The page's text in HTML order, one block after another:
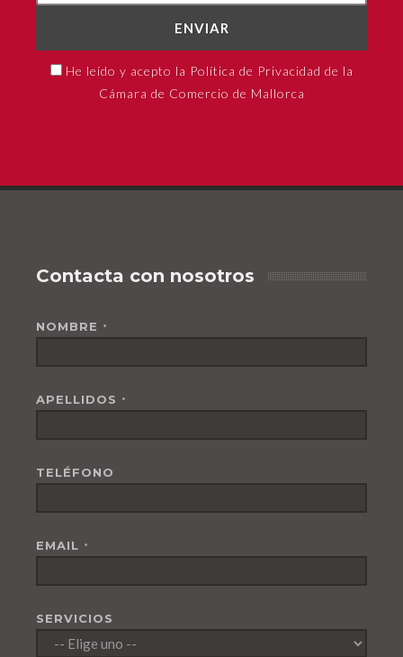
ENVIAR
He leído y acepto la Política de Privacidad de la
Cámara de Comercio de Mallorca
Contacta con nosotros
NOMBRE *
APELLIDOS *
TELÉFONO
EMAIL *
SERVICIOS